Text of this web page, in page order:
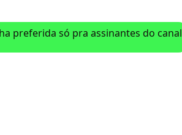
preferida só pra assinantes do canal